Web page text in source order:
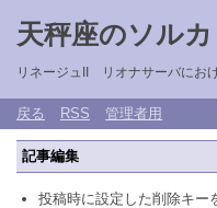
天秤座のソルカ
リネージュII リオナサーバにお
戻る RSS 管理者用
記事編集
投稿時に設定した削除キー